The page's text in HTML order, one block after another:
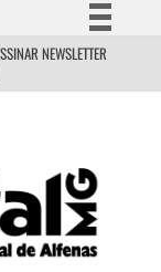
BR
informação
NEWSLETTER